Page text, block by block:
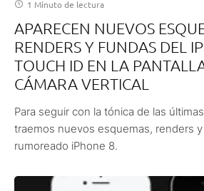
1 Minuto de lectura
APARECEN NUEVOS
RENDERS Y FUNDAS DEL
TOUCH ID EN LA
CÁMARA VERTICAL
Para seguir con la tónica de las
traemos nuevos esquemas, renders
rumoreado iPhone 8.